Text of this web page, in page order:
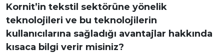
Kornit’in tekstil sektörüne yönelik
teknolojileri ve bu teknolojilerin
kullanıcılarına sağladığı avantajlar hakkında
kısaca bilgi verir misiniz?